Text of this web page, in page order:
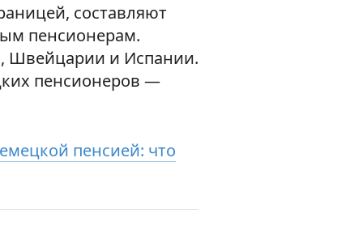
составляют
пенсионерам.
Швейцарии и Испании.
пенсионеров —
пенсией: что